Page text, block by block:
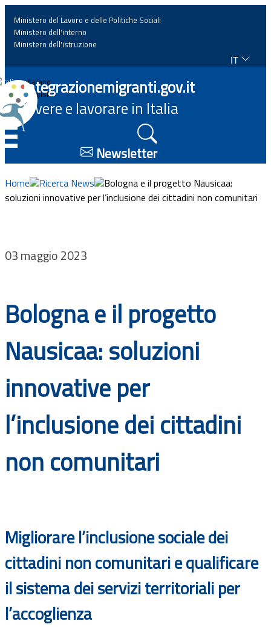
Home
News
Approfondimenti
Eventi
Progetti
Bandi
Guide
Ministero del Lavoro e delle Politiche Sociali
Ministero dell'interno
Ministero dell'istruzione
IT
Italiano
English
Integrazionemigranti.gov.it
Vivere e lavorare in Italia
Newsletter
Home Ricerca News
Bologna e il progetto Nausicaa:
soluzioni innovative per l’inclusione dei cittadini non comunitari
03 maggio 2023
Bologna e il progetto
Nausicaa: soluzioni
innovative per
l’inclusione dei cittadini
non comunitari
Migliorare l’inclusione sociale dei
cittadini non comunitari e qualificare
il sistema dei servizi territoriali per
l’accoglienza